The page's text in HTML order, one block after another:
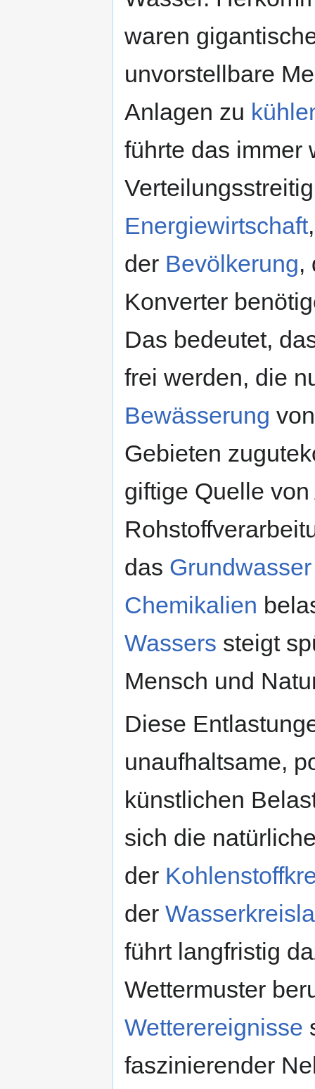
waren
unvorstellbare
Anlagen zu
führte das immer
Energiewirtschaft
der Bevölkerung,
Konverter
Das bedeutet,
frei werden, die
Bewässerung
Gebieten
giftige Quelle
das Grundwasser
Chemikalien
Wassers steigt
Mensch und
Diese
unaufhaltsame,
künstlichen
sich die
der
der
führt langfristig
Wettermuster
Wetterereignisse
faszinierender